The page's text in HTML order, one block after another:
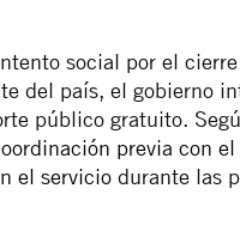
social por el
del país, el gobierno
público gratuito.
previa con
el servicio durante las